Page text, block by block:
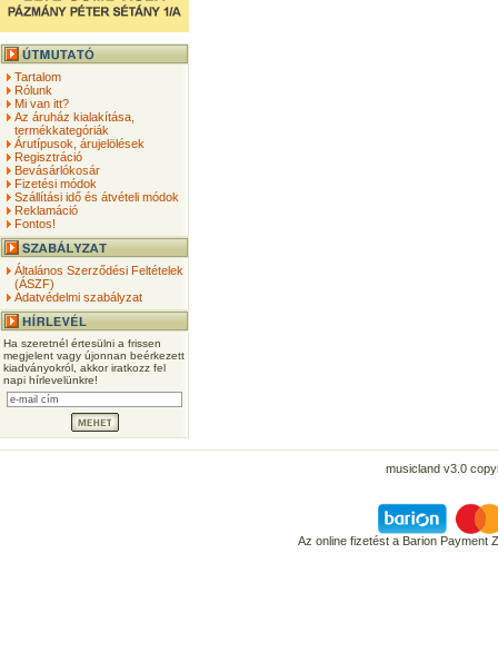
Tartalom
Rólunk
Mi van itt?
Az áruház kialakítása,
termékkategóriák
Árutípusok, árujelölések
Regisztráció
Bevásárlókosár
Fizetési módok
Szállítási idő és átvételi módok
Reklamáció
Fontos!
Általános Szerződési Feltételek
(ÁSZF)
Adatvédelmi szabályzat
Ha szeretnél értesülni a frissen
megjelent vagy újonnan beérkezett
kiadványokról, akkor iratkozz fel
napi hírlevelünkre!
musicland v3.0
Az online fizetést a Barion Payment